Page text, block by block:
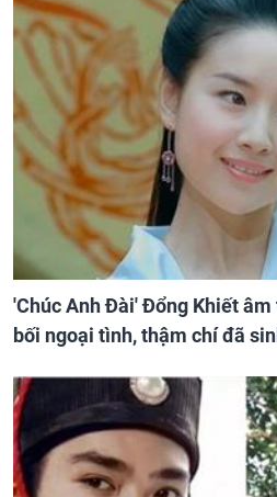
'Chúc Anh Đài' Đổng Khiết
bối ngoại tình, thậm chí đã